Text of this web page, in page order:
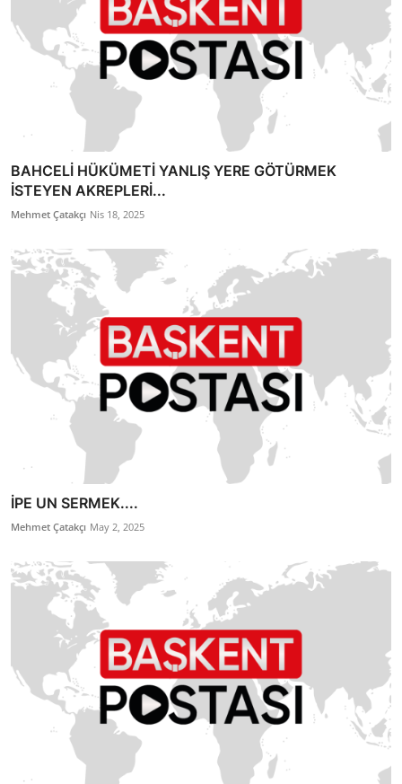
BAHCELİ HÜKÜMETİ YANLIŞ YERE GÖTÜRMEK
İSTEYEN AKREPLERİ...
Mehmet Çatakçı Nis 18, 2025
İPE UN SERMEK....
Mehmet Çatakçı May 2, 2025